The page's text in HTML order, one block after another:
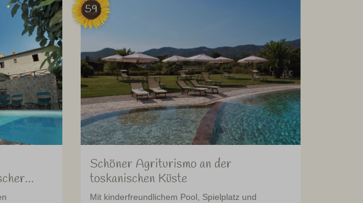
59
Schöner Agriturismo an der
toskanischen Küste
Mit kinderfreundlichem Pool, Spielplatz und